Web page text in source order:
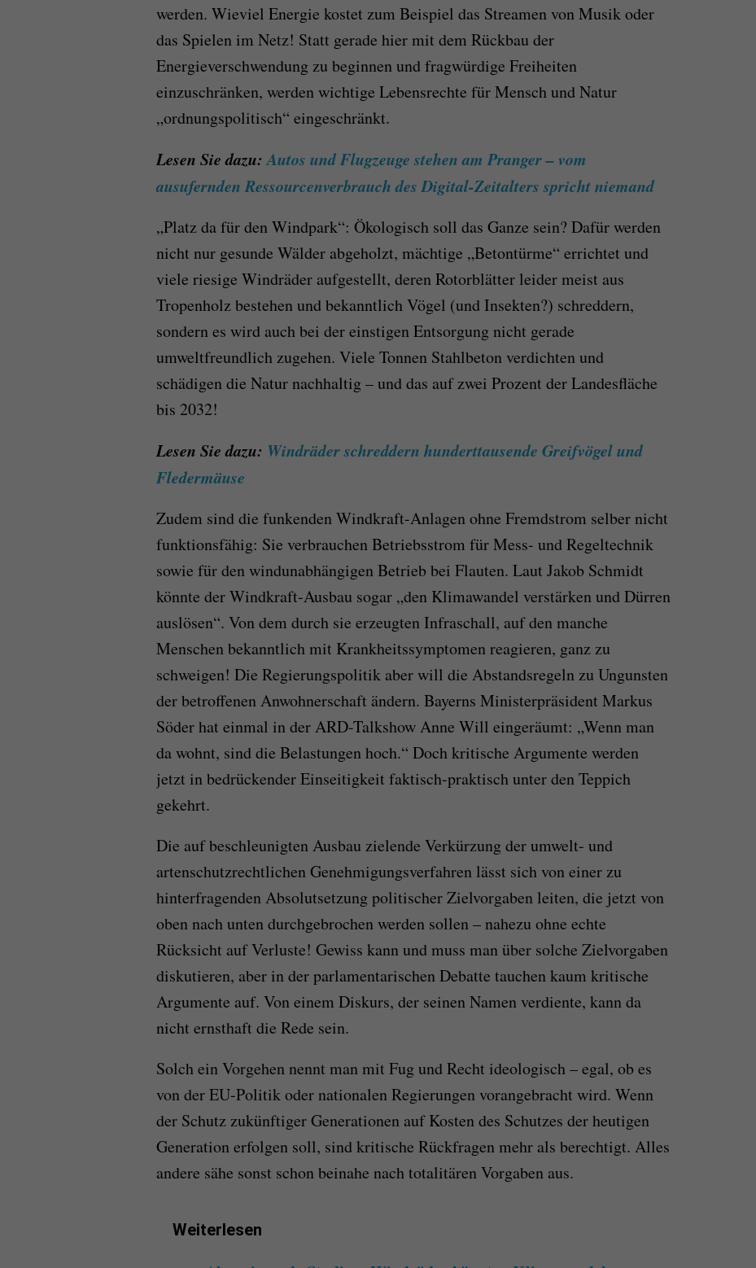
werden. Wieviel Energie kostet zum Beispiel das Streamen von Musik oder
das Spielen im Netz! Statt gerade hier mit dem Rückbau der
Energieverschwendung zu beginnen und fragwürdige Freiheiten
einzuschränken, werden wichtige Lebensrechte für Mensch und Natur
„ordnungspolitisch“ eingeschränkt.
Lesen Sie dazu:Autos und Flugzeuge stehen am Pranger – vom
ausufernden Ressourcenverbrauch des Digital-Zeitalters spricht niemand
„Platz da für den Windpark“: Ökologisch soll das Ganze sein? Dafür werden
nicht nur gesunde Wälder abgeholzt, mächtige „Betontürme“ errichtet und
viele riesige Windräder auf­gestellt, deren Rotorblätter leider meist aus
Tropenholz bestehen und bekanntlich Vögel (und Insekten?) schreddern,
sondern es wird auch bei der einstigen Entsorgung nicht gerade
umweltfreundlich zugehen. Viele Tonnen Stahlbeton verdichten und
schädigen die Natur nachhaltig – und das auf zwei Prozent der Landesfläche
bis 2032!
Lesen Sie dazu: Windräder schreddern hunderttausende Greifvögel und
Fledermäuse
Zudem sind die funkenden Windkraft-Anlagen ohne Fremdstrom selber nicht
funk­tionsfähig: Sie verbrauchen Betriebsstrom für Mess- und Regeltechnik
sowie für den windunabhängigen Betrieb bei Flauten. Laut Jakob Schmidt
könnte der Windkraft-Ausbau sogar „den Klima­wandel verstärken und Dürren
auslösen“. Von dem durch sie erzeugten Infraschall, auf den manche
Menschen bekanntlich mit Krankheitssymptomen reagieren, ganz zu
schweigen! Die Regierungspolitik aber will die Abstandsregeln zu Ungunsten
der betroffenen Anwohnerschaft ändern. Bayerns Ministerpräsident Markus
Söder hat einmal in der ARD-Talkshow Anne Will eingeräumt: „Wenn man
da wohnt, sind die Belastungen hoch.“ Doch kritische Argumente werden
jetzt in bedrückender Einseitigkeit faktisch-praktisch unter den Teppich
gekehrt.
Die auf beschleunigten Ausbau zielende Verkürzung der umwelt- und
artenschutzrechtlichen Genehmigungsverfahren lässt sich von einer zu
hinterfragenden Absolutsetzung politischer Zielvor­gaben leiten, die jetzt von
oben nach unten durchgebrochen werden sollen – nahezu ohne echte
Rücksicht auf Verluste! Gewiss kann und muss man über solche Zielvorgaben
diskutieren, aber in der parlamentarischen Debatte tauchen kaum kritische
Argumente auf. Von einem Diskurs, der seinen Namen verdiente, kann da
nicht ernsthaft die Rede sein.
Solch ein Vorgehen nennt man mit Fug und Recht ideologisch – egal, ob es
von der EU-Politik oder nationalen Regierungen vorangebracht wird. Wenn
der Schutz zukünftiger Generationen auf Kosten des Schutzes der heutigen
Generation erfolgen soll, sind kritische Rückfragen mehr als berechtigt. Alles
andere sähe sonst schon beinahe nach totalitären Vorgaben aus.
Weiterlesen